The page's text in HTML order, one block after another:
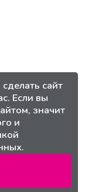
сайт
Если вы
значит
и